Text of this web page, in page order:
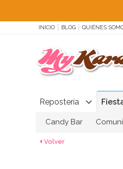
INICIO BLOG QUIÉNES
Repostería
Candy Bar
Volver